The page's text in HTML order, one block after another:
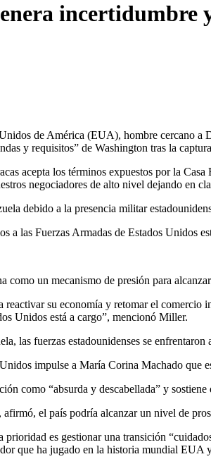
incertidumbre
de América (EUA), hombre cercano
y requisitos” de Washington tras la
acepta los términos expuestos por la
negociadores de alto nivel dejando
debido a la presencia militar
a las Fuerzas Armadas de Estados
como un mecanismo de presión para
reactivar su economía y retomar el
Unidos está a cargo”, mencionó Miller.
las fuerzas estadounidenses se enfrentaron
impulse a María Corina Machado que
como “absurda y descabellada” y
el país podría alcanzar un nivel de
es gestionar una transición
que ha jugado en la historia mundial EUA